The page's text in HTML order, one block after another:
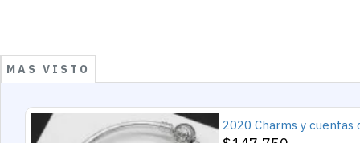
MAS VISTO